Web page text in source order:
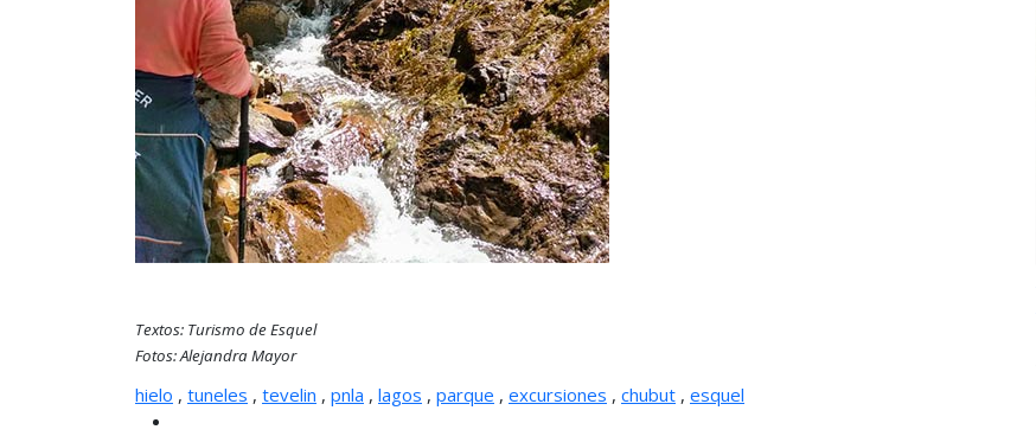
Textos: Turismo de Esquel
Fotos: Alejandra Mayor
hielo , tuneles , tevelin , pnla , lagos , parque , excursiones , chubut , esquel